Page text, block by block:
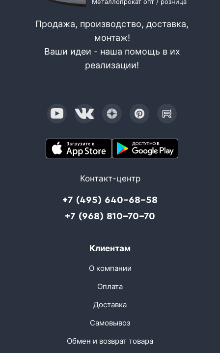
Металлопрокат опт / розница
Продажа, производство, доставка,
монтаж!
Ваши идеи - наша помощь в их
реализации!
Контакт-центр
+7 (495) 640-68-58
+7 (968) 810-70-70
Клиентам
О компании
Оплата
Доставка
Самовывоз
Обмен и возврат товара